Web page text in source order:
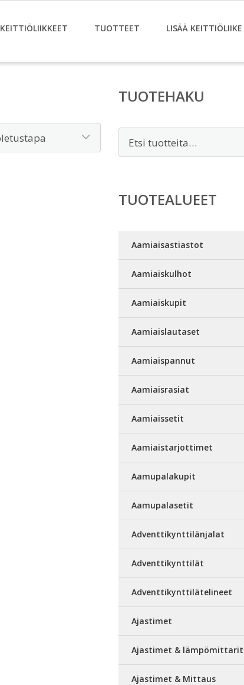
KEITTIÖLIIKKEET TUOTTEET LISÄÄ KEITTIÖLIIKE
TUOTEHAKU
TUOTEALUEET
Aamiaisastiastot
Aamiaiskulhot
Aamiaiskupit
Aamiaislautaset
Aamiaispannut
Aamiaisrasiat
Aamiaissetit
Aamiaistarjottimet
Aamupalakupit
Aamupalasetit
Adventtikynttilänjalat
Adventtikynttilät
Adventtikynttilätelineet
Ajastimet
Ajastimet & lämpömittarit
Ajastimet & Mittaus